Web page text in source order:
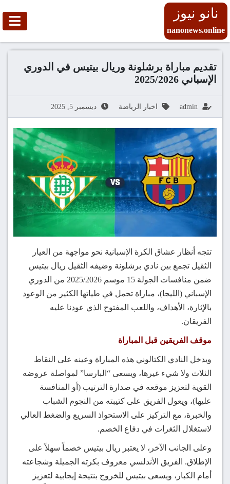
نانو نيوز
nanonews.online
تقديم مباراة برشلونة وريال بيتيس في الدوري
الإسباني 2025/2026
admin اخبار الرياضة ديسمبر 5, 2025
تتجه أنظار عشاق الكرة الإسبانية نحو مواجهة من العيار
الثقيل تجمع بين نادي برشلونة وضيفه الثقيل ريال بيتيس
ضمن منافسات الجولة 15 موسم 2025/2026 من الدوري
الإسباني (الليجا)، مباراة تحمل في طياتها الكثير من الوعود
بالإثارة، الأهداف، واللعب المفتوح الذي عودنا عليه
الفريقان.
موقف الفريقين قبل المباراة
ويدخل النادي الكتالوني هذه المباراة وعينه على النقاط
الثلاث ولا شيء غيرها، ويسعى “البارسا” لمواصلة عروضه
القوية لتعزيز موقعه في صدارة الترتيب (أو المنافسة
عليها)، ويعول الفريق على كتيبته من النجوم الشباب
والخبرة، مع التركيز على الاستحواذ السريع والضغط العالي
لاستغلال الثغرات في دفاع الخصم.
وعلى الجانب الآخر، لا يعتبر ريال بيتيس خصماً سهلاً على
الإطلاق. الفريق الأندلسي معروف بكرته الجميلة وشجاعته
أمام الكبار، ويسعى بيتيس للخروج بنتيجة إيجابية لتعزيز